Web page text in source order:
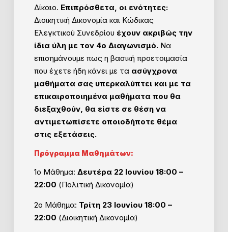
Δίκαιο. Επιπρόσθετα, οι ενότητες:
Διοικητική Δικονομία και Κώδικας
Ελεγκτικού Συνεδρίου έχουν ακριβώς την
ίδια ύλη με τον 4ο Διαγωνισμό.Να
επισημάνουμε πως η βασική προετοιμασία
που έχετε ήδη κάνει με τα ασύγχρονα
μαθήματα σας υπερκαλύπτει και με τα
επικαιροποιημένα μαθήματα που θα
διεξαχθούν, θα είστε σε θέση να
αντιμετωπίσετε οποιοδήποτε θέμα
στις εξετάσεις.
Πρόγραμμα Μαθημάτων:
1ο Μάθημα: Δευτέρα 22 Ιουνίου 18:00 –
22:00 (Πολιτική Δικονομία)
2ο Μάθημα: Τρίτη 23 Ιουνίου 18:00 –
22:00 (Διοικητική Δικονομία)